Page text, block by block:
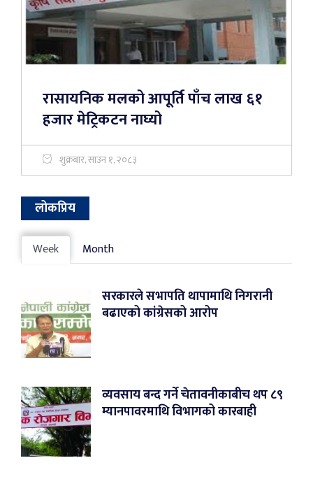
रासायनिक मलको आपूर्ति पाँच लाख ६१
हजार मेट्रिकटन नाघ्यो
शुक्रबार, साउन १, २०८३
लोकप्रिय
Week Month
सरकारले सभापति थापामाथि निगरानी
बढाएको कांग्रेसको आरोप
व्यवसाय बन्द गर्ने चेतावनीकाबीच थप ८९
म्यानपावरमाथि विभागको कारबाही